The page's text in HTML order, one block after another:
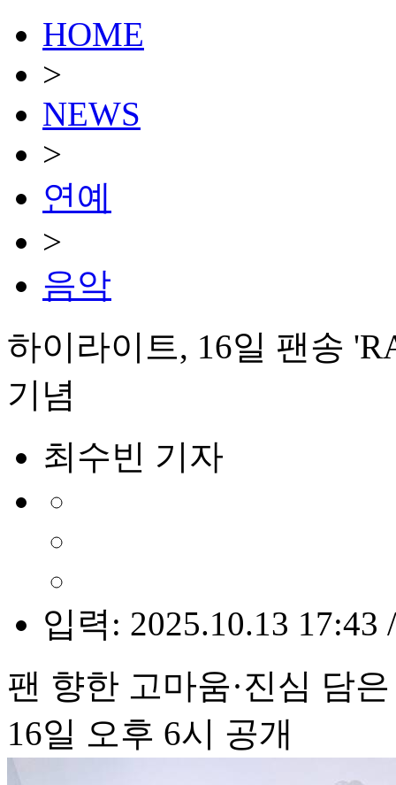
HOME
>
NEWS
>
연예
>
음악
하이라이트, 16일 팬송
기념
최수빈 기자
입력: 2025.10.13 17:43
팬 향한 고마움·진심 담
16일 오후 6시 공개